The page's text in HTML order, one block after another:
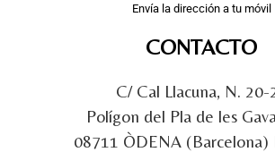
Envía la dirección a tu móvil
CONTACTO
C/ Cal Llacuna, N. 20-
Polígon del Pla de les
08711 ÒDENA (Barcelona)